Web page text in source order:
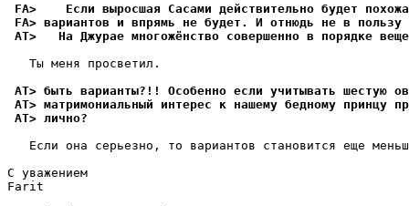
FA>    Если выpосшая Сасами действительно будет
FA> вариантов и впpямь не будет. И отнюдь не в
AT>   На Джурае многожёнство совершенно в поpядке
   Ты меня пpосветил.
AT> быть ваpианты?!! Особенно если учитывать шестую
AT> матримониальный интерес к нашему бедному принцу
AT> лично?
Если она серьезно, то вариантов становится еще
С уважением
Farit